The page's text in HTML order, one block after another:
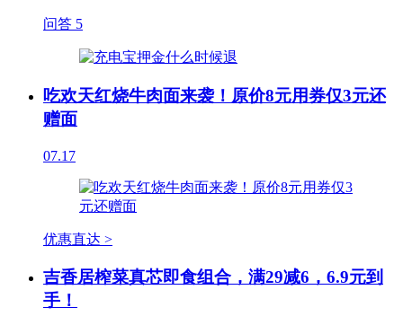
问答 5
吃欢天红烧牛肉面来袭！原价8元用券仅3元还
赠面
07.17
优惠直达 >
吉香居榨菜真芯即食组合，满29减6，6.9元到
手！